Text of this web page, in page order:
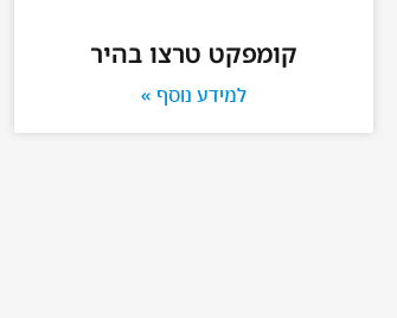
קומפקט טרצו בהיר
למידע נוסף »